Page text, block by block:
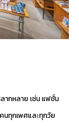
ากหลาย เช่น แฟชั่น
นทุกเพศและทุกวัย